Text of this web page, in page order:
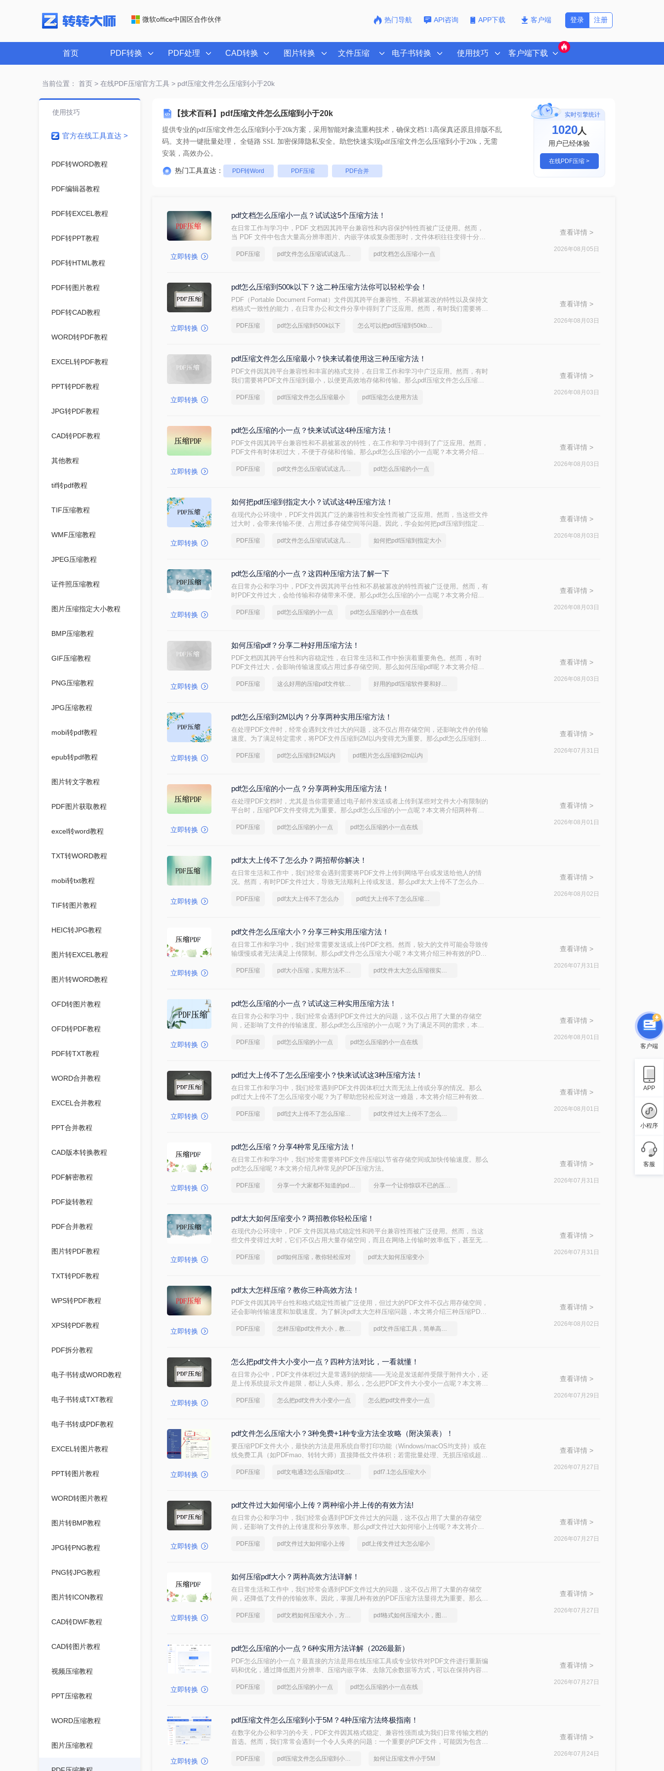
微软office中国区合作伙伴 热门导航 API咨询 APP下载 客户端 注册
登录
首页 PDF转换 PDF处理 CAD转换 图片转换 文件压缩 电子书转换 使用技巧 客户端下载
当前位置： 首页> 在线PDF压缩官方工具> pdf压缩文件怎么压缩到小于20k
【技术百科】pdf压缩文件怎么压缩到小于20k
提供专业的pdf压缩文件怎么压缩到小于20k方案，采用智能对象流重构技术，确保文档1:1高保真还原且排版不乱
码。支持一键批量处理， 全链路 SSL 加密保障隐私安全。助您快速实现pdf压缩文件怎么压缩到小于20k，无需
安装，高效办公。
热门工具直达： PDF转Word PDF压缩 PDF合并
实时引擎统计
1023人
用户已经体验
在线PDF压缩 >
使用技巧
官方在线工具直达 >
PDF转WORD教程
PDF编辑器教程
PDF转EXCEL教程
PDF转PPT教程
PDF转HTML教程
PDF转图片教程
PDF转CAD教程
WORD转PDF教程
EXCEL转PDF教程
PPT转PDF教程
JPG转PDF教程
CAD转PDF教程
其他教程
tif转pdf教程
TIF压缩教程
WMF压缩教程
JPEG压缩教程
证件照压缩教程
图片压缩指定大小教程
BMP压缩教程
GIF压缩教程
PNG压缩教程
JPG压缩教程
mobi转pdf教程
epub转pdf教程
图片转文字教程
PDF图片获取教程
excel转word教程
TXT转WORD教程
mobi转txt教程
TIF转图片教程
HEIC转JPG教程
图片转EXCEL教程
图片转WORD教程
OFD转图片教程
OFD转PDF教程
PDF转TXT教程
WORD合并教程
EXCEL合并教程
PPT合并教程
CAD版本转换教程
PDF解密教程
PDF旋转教程
PDF合并教程
图片转PDF教程
TXT转PDF教程
WPS转PDF教程
XPS转PDF教程
PDF拆分教程
电子书转成WORD教程
电子书转成TXT教程
电子书转成PDF教程
EXCEL转图片教程
PPT转图片教程
WORD转图片教程
图片转BMP教程
JPG转PNG教程
PNG转JPG教程
图片转ICON教程
CAD转DWF教程
CAD转图片教程
视频压缩教程
PPT压缩教程
WORD压缩教程
图片压缩教程
立即转换
pdf文档怎么压缩小一点？试试这5个压缩方法！
在日常工作与学习中，PDF 文档因其跨平台兼容性和内容保护特性而被广泛使用。然而，
当 PDF 文件中包含大量高分辨率图片、内嵌字体或复杂图形时，文件体积往往变得十分庞
PDF 文档怎么压缩小一点呢？本文从压缩效果、操作难度、处理速度、隐私安全四个维
PDF压缩 pdf文件怎么压缩试试这几个方法 pdf文档怎么压缩小一点
查看详情 >
2026年08月05日
立即转换
pdf怎么压缩到500k以下？这二种压缩方法你可以轻松学会！
PDF（Portable Document Format）文件因其跨平台兼容性、不易被篡改的特性以及保持文
档格式一致性的能力，在日常办公和文件分享中得到了广泛应用。然而，有时我们需要将
本文将介绍两种将PDF文件压缩到500K以下的方法。
PDF压缩 pdf怎么压缩到500k以下 怎么可以把pdf压缩到50kb以下
查看详情 >
2026年08月03日
立即转换
pdf压缩文件怎么压缩最小？快来试着使用这三种压缩方法！
PDF文件因其跨平台兼容性和丰富的格式支持，在日常工作和学习中广泛应用。然而，有时
我们需要将PDF文件压缩到最小，以便更高效地存储和传输。那么pdf压缩文件怎么压缩最
PDF压缩 pdf压缩文件怎么压缩最小 pdf压缩怎么使用方法
查看详情 >
2026年08月03日
立即转换
pdf怎么压缩的小一点？快来试试这4种压缩方法！
PDF文件因其跨平台兼容性和不易被篡改的特性，在工作和学习中得到了广泛应用。然而，
PDF文件有时体积过大，不便于存储和传输。那么pdf怎么压缩的小一点呢？本文将介绍四
PDF压缩 pdf文件怎么压缩试试这几个方法 pdf怎么压缩的小一点
查看详情 >
2026年08月03日
立即转换
如何把pdf压缩到指定大小？试试这4种压缩方法！
在现代办公环境中，PDF文件因其广泛的兼容性和安全性而被广泛应用。然而，当这些文件
过大时，会带来传输不便、占用过多存储空间等问题。因此，学会如何把pdf压缩到指定大
PDF压缩 pdf文件怎么压缩试试这几个方法 如何把pdf压缩到指定大小
查看详情 >
2026年08月03日
立即转换
pdf怎么压缩的小一点？这四种压缩方法了解一下
在日常办公和学习中，PDF文件因其跨平台性和不易被篡改的特性而被广泛使用。然而，有
时PDF文件过大，会给传输和存储带来不便。那么pdf怎么压缩的小一点呢？本文将介绍四
PDF压缩 pdf怎么压缩的小一点 pdf怎么压缩的小一点在线
查看详情 >
2026年08月03日
立即转换
如何压缩pdf？分享二种好用压缩方法！
PDF文档因其跨平台性和内容稳定性，在日常生活和工作中扮演着重要角色。然而，有时
PDF文件过大，会影响传输速度或占用过多存储空间。那么如何压缩pdf呢？本文将介绍两
PDF压缩 这么好用的压缩pdf文件软件，我一定要分享 好用的pdf压缩软件要和好朋友分享
查看详情 >
2026年08月03日
立即转换
pdf怎么压缩到2M以内？分享两种实用压缩方法！
在处理PDF文件时，经常会遇到文件过大的问题，这不仅占用存储空间，还影响文件的传输
速度。为了满足特定需求，将PDF文件压缩到2M以内变得尤为重要。那么pdf怎么压缩到
PDF压缩 pdf怎么压缩到2M以内 pdf图片怎么压缩到2m以内
查看详情 >
2026年07月31日
立即转换
pdf怎么压缩的小一点？分享两种实用压缩方法！
在处理PDF文档时，尤其是当你需要通过电子邮件发送或者上传到某些对文件大小有限制的
平台时，压缩PDF文件变得尤为重要。那么pdf怎么压缩的小一点呢？本文将介绍两种有效
PDF压缩 pdf怎么压缩的小一点 pdf怎么压缩的小一点在线
查看详情 >
2026年08月01日
立即转换
pdf太大上传不了怎么办？两招帮你解决！
在日常生活和工作中，我们经常会遇到需要将PDF文件上传到网络平台或发送给他人的情
况。然而，有时PDF文件过大，导致无法顺利上传或发送。那么pdf太大上传不了怎么办
PDF压缩 pdf太大上传不了怎么办 pdf过大上传不了怎么压缩变小
查看详情 >
2026年08月02日
立即转换
pdf文件怎么压缩大小？分享三种实用压缩方法！
在日常工作和学习中，我们经常需要发送或上传PDF文档。然而，较大的文件可能会导致传
输缓慢或者无法满足上传限制。那么pdf文件怎么压缩大小呢？本文将介绍三种有效的PDF
PDF压缩 pdf大小压缩，实用方法不要错过 pdf文件太大怎么压缩很实用的方法
查看详情 >
2026年07月31日
立即转换
pdf怎么压缩的小一点？试试这三种实用压缩方法！
在日常办公和学习中，我们经常会遇到PDF文件过大的问题，这不仅占用了大量的存储空
间，还影响了文件的传输速度。那么pdf怎么压缩的小一点呢？为了满足不同的需求，本文
PDF压缩 pdf怎么压缩的小一点 pdf怎么压缩的小一点在线
查看详情 >
2026年08月01日
立即转换
pdf过大上传不了怎么压缩变小？快来试试这3种压缩方法！
在日常工作和学习中，我们经常遇到PDF文件因体积过大而无法上传或分享的情况。那么
pdf过大上传不了怎么压缩变小呢？为了帮助您轻松应对这一难题，本文将介绍三种有效的
PDF压缩 pdf过大上传不了怎么压缩变小 pdf文件过大上传不了怎么压缩变小
查看详情 >
2026年08月01日
立即转换
pdf怎么压缩？分享4种常见压缩方法！
在日常工作和学习中，我们经常需要将PDF文件压缩以节省存储空间或加快传输速度。那么
pdf怎么压缩呢？本文将介绍几种常见的PDF压缩方法。
PDF压缩 分享一个大家都不知道的pdf文件压缩方法 分享一个让你惊叹不已的压缩pdf文件方法
查看详情 >
2026年07月31日
立即转换
pdf太大如何压缩变小？两招教你轻松压缩！
在现代办公环境中，PDF 文件因其格式稳定性和跨平台兼容性而被广泛使用。然而，当这
些文件变得过大时，它们不仅占用大量存储空间，而且在网络上传输时效率低下，甚至无法
方法来解决这个问题，帮助您轻松完成 PDF 文件的压缩。
PDF压缩 pdf如何压缩，教你轻松应对 pdf太大如何压缩变小
查看详情 >
2026年07月31日
立即转换
pdf太大怎样压缩？教你三种高效方法！
PDF文件因其跨平台性和格式稳定性而被广泛使用，但过大的PDF文件不仅占用存储空间，
还会影响传输速度和加载速度。为了解决pdf太大怎样压缩问题，本文将介绍三种压缩PDF
PDF压缩 怎样压缩pdf文件大小，教你几个方法 pdf文件压缩工具，简单高效的压缩方法
查看详情 >
2026年08月02日
立即转换
怎么把pdf文件大小变小一点？四种方法对比，一看就懂！
在日常办公中，PDF文件体积过大是常遇到的烦恼——无论是发送邮件受限于附件大小，还
是上传系统提示文件超限，都让人头疼。那么，怎么把PDF文件大小变小一点呢？本文将先
需求快速选择最合适的方法。
PDF压缩 怎么把pdf文件大小变小一点 怎么把pdf文件变小一点
查看详情 >
2026年07月29日
立即转换
pdf文件怎么压缩大小？3种免费+1种专业方法全攻略（附决策表）！
要压缩PDF文件大小，最快的方法是用系统自带打印功能（Windows/macOS均支持）或在
线免费工具（如PDFmao、转转大师）直接降低文件体积；若需批量处理、无损压缩或超过
采样，且完全本地处理，安全无广告。下面用一张决策表帮你3秒定位自己的需求，然后逐
PDF压缩 pdf文电通3怎么压缩pdf文档大小 pdf7.1怎么压缩大小
查看详情 >
2026年07月27日
立即转换
pdf文件过大如何缩小上传？两种缩小并上传的有效方法!
在日常办公和学习中，我们经常会遇到PDF文件过大的问题，这不仅占用了大量的存储空
间，还影响了文件的上传速度和分享效率。那么pdf文件过大如何缩小上传呢？本文将介绍
PDF压缩 pdf文件过大如何缩小上传 pdf上传文件过大怎么缩小
查看详情 >
2026年07月27日
立即转换
如何压缩pdf大小？两种高效方法详解！
在日常生活和工作中，我们经常会遇到PDF文件过大的问题，这不仅占用了大量的存储空
间，还降低了文件的传输效率。因此，掌握几种有效的PDF压缩方法显得尤为重要。那么如
PDF压缩 pdf文档如何压缩大小，方法详解 pdf格式如何压缩大小，图文详解
查看详情 >
2026年07月27日
立即转换
pdf怎么压缩的小一点？6种实用方法详解（2026最新）
PDF怎么压缩的小一点？最直接的方法是用在线压缩工具或专业软件对PDF文件进行重新编
码和优化，通过降低图片分辨率、压缩内嵌字体、去除冗余数据等方式，可以在保持内容可
PDF压缩 pdf怎么压缩的小一点 pdf怎么压缩的小一点在线
查看详情 >
2026年07月27日
立即转换
pdf压缩文件怎么压缩到小于5M？4种压缩方法终极指南！
在数字化办公和学习的今天，PDF文件因其格式稳定、兼容性强而成为我们日常传输文档的
首选。然而，我们常常会遇到一个令人头疼的问题：一个重要的PDF文件，可能因为包含高
送（通常有附件大小限制）、上传至学习平台还是提交至企业系统，文件大小限制（如常见
PDF压缩 pdf压缩文件怎么压缩到小于5M 如何让压缩文件小于5M
查看详情 >
2026年07月24日
客户端
APP
小程序
客服